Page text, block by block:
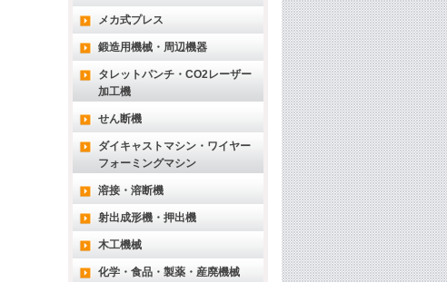
メカ式プレス
鍛造用機械・周辺機器
タレットパンチ・CO2レーザー
加工機
せん断機
ダイキャストマシン・ワイヤー
フォーミングマシン
溶接・溶断機
射出成形機・押出機
木工機械
化学・食品・製薬・産廃機械